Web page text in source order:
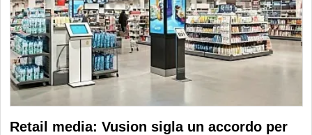
Retail media: Vusion sigla un accordo per